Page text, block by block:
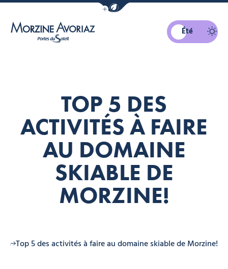
Afficher la barre de navigation du
Été
TOP 5 DES
ACTIVITÉS À FAIRE
AU DOMAINE
SKIABLE DE
MORZINE!
Top 5 des activités à faire au domaine skiable de Morzine!